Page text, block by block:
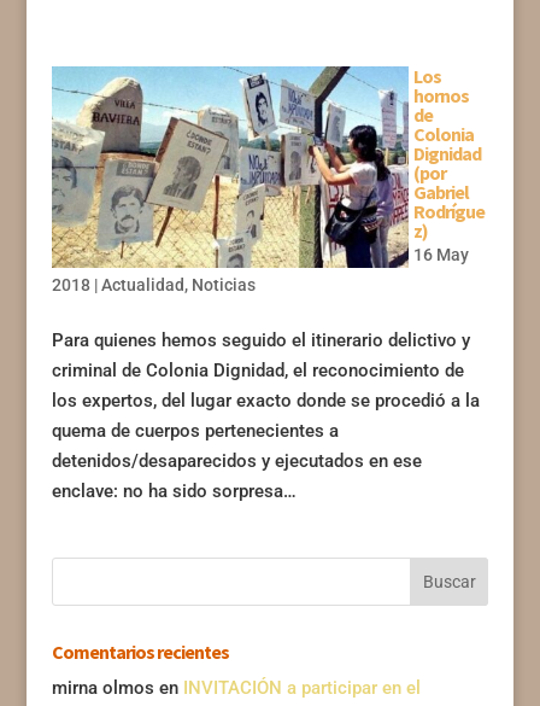
Los
hornos
de
Colonia
Dignidad
(por
Gabriel
Rodrígue
z)
16 May
2018|Actualidad, Noticias
Para quienes hemos seguido el itinerario delictivo y
criminal de Colonia Dignidad, el reconocimiento de
los expertos, del lugar exacto donde se procedió a la
quema de cuerpos pertenecientes a
detenidos/desaparecidos y ejecutados en ese
enclave: no ha sido sorpresa…
Comentarios recientes
mirna olmos en INVITACIÓN a participar en el